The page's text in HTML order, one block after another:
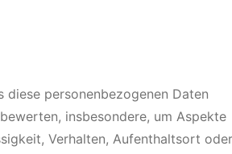
personenbezogenen Daten
insbesondere, um Aspekte
Verhalten, Aufenthaltsort oder